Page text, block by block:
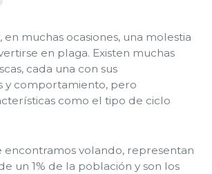
en muchas ocasiones, una molestia
en plaga. Existen muchas
cada una con sus
y comportamiento, pero
como el tipo de ciclo
encontramos volando, representan
un 1% de la población y son los